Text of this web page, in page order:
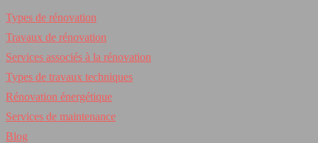
Types de rénovation
Travaux de rénovation
Services associés à la rénovation
Types de travaux techniques
Rénovation énergétique
Services de maintenance
Blog